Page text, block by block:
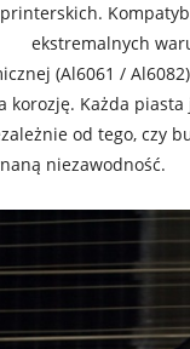
ekstremalnych
(Al6061 /
korozję. Każda
od tego, czy
niezawodność.